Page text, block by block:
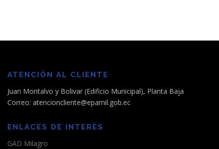
ATENCIÓN AL CLIENTE
Juan Montalvo y Bolivar (Edificio Municipal), Planta Baja
Correo: atencioncliente@epamil.gob.ec
ENLACES DE INTERÉS
GAD Milagro